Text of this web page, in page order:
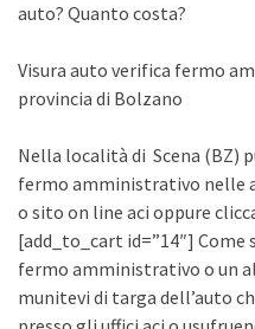
auto? Quanto costa?
Visura auto verifica fermo
provincia di Bolzano
Nella località di Scena (BZ)
fermo amministrativo nelle
o sito on line aci oppure
[add_to_cart id=”14″] Come
fermo amministrativo o un
munitevi di targa dell’auto